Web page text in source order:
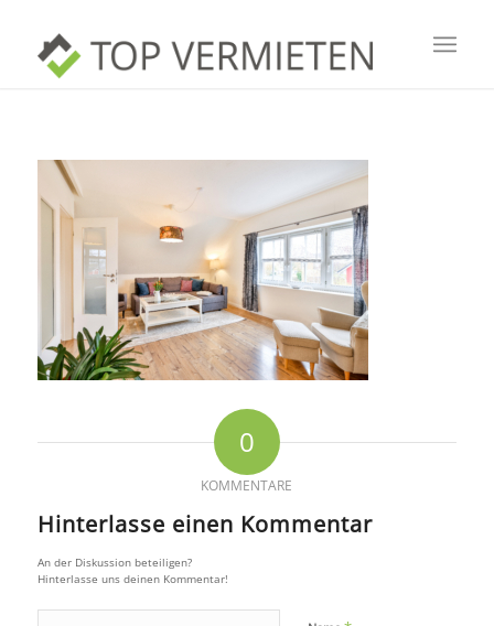
0
KOMMENTARE
Hinterlasse einen Kommentar
An der Diskussion beteiligen?
Hinterlasse uns deinen Kommentar!